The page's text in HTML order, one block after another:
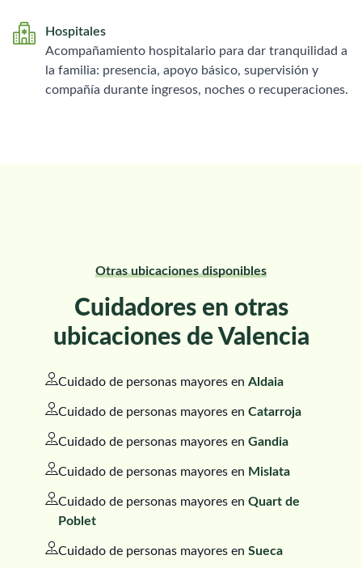
Hospitales
Acompañamiento hospitalario para dar tranquilidad a
la familia: presencia, apoyo básico, supervisión y
compañía durante ingresos, noches o recuperaciones.
Otras ubicaciones disponibles
Cuidadores en otras
ubicaciones de Valencia
Cuidado de personas mayores en Aldaia
Cuidado de personas mayores en Catarroja
Cuidado de personas mayores en Gandia
Cuidado de personas mayores en Mislata
Cuidado de personas mayores en Quart de
Poblet
Cuidado de personas mayores en Sueca